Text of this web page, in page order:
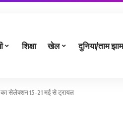
शिक्षा खेल दुनिया/ताम झाम
सेलेक्शन 15-21 मई से ट्रायल